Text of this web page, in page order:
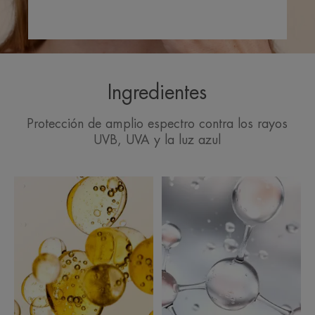
• SEBORRRGULADOR : presenta una reducción
significativa de las lesiones acneicas.
la luz azul - Cuantificación de la oxidación del
***Filtros no ecotóxicos sin impacto significativo
en 3 especies representativas de la biodiversidad
marina (una especie de coral, una especie de
fitopláncton y una especie de zoopláncton) de
acuerdo a tests llevados a cabo por el
Observatorio Oceanográfico de Banyuls -sur-Mer,
colaborador de el European Marine Biological
Resource Center, en concentraciones
representativas de las que podemos encontrar en el
Ingredientes
Protección de amplio espectro contra los rayos
UVB, UVA y la luz azul